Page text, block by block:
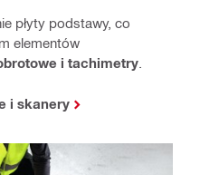
płyty podstawy, co
elementów
i tachimetry
i skanery